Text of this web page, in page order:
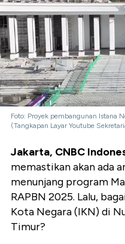
Foto: Proyek pembangunan Istana
(Tangkapan Layar Youtube
Jakarta, CNBC
memastikan akan ada
menunjang program
RAPBN 2025. Lalu,
Kota Negara (IKN) di
Timur?